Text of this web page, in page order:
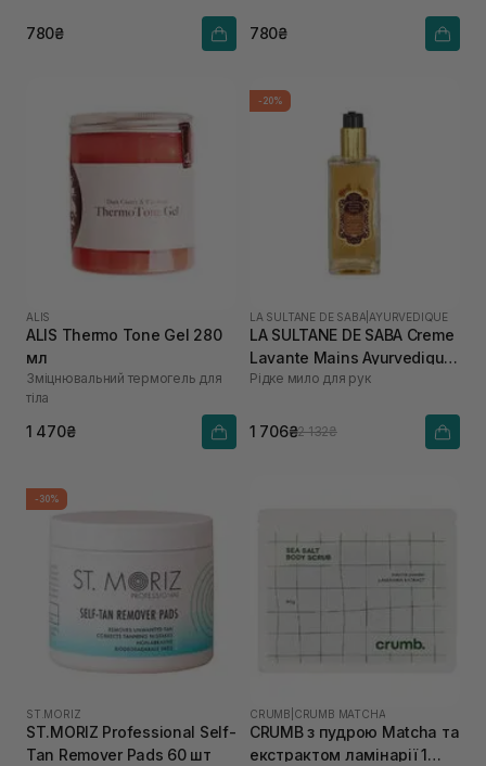
780₴ 780₴
ALIS
ALIS Thermo Tone Gel 280
мл
Зміцнювальний термогель для
тіла
1 470₴
-20%
LA SULTANE DE SABA AYURVEDIQUE
LA SULTANE DE SABA Creme
Lavante Mains Ayurvedique
200 мл
Рідке мило для рук
1 706₴2 132₴
-30%
ST.MORIZ
ST.MORIZ Professional Self-
Tan Remover Pads 60 шт
CRUMB CRUMB MATCHA
CRUMB з пудрою Matcha та
екстрактом ламінарії 1